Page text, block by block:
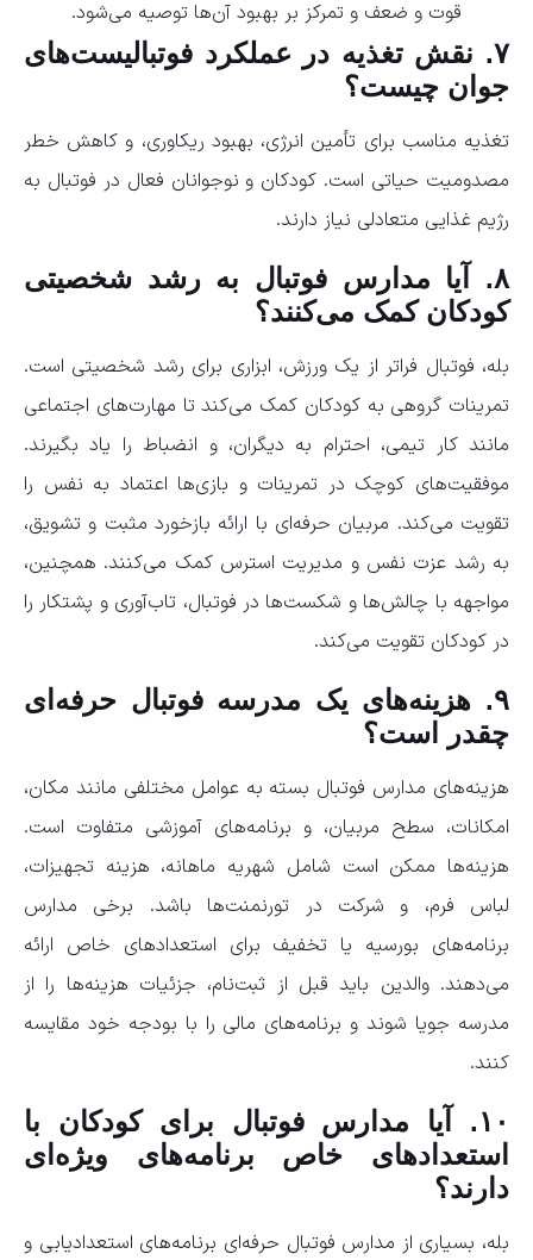
قوت و ضعف و تمرکز بر بهبود آن‌ها توصیه می‌شود.
۷. نقش تغذیه در عملکرد فوتبالیست‌های
جوان چیست؟
تغذیه مناسب برای تأمین انرژی، بهبود ریکاوری، و کاهش خطر
مصدومیت حیاتی است. کودکان و نوجوانان فعال در فوتبال به
رژیم غذایی متعادلی نیاز دارند.
۸. آیا مدارس فوتبال به رشد شخصیتی
کودکان کمک می‌کنند؟
بله، فوتبال فراتر از یک ورزش، ابزاری برای رشد شخصیتی است.
تمرینات گروهی به کودکان کمک می‌کند تا مهارت‌های اجتماعی
مانند کار تیمی، احترام به دیگران، و انضباط را یاد بگیرند.
موفقیت‌های کوچک در تمرینات و بازی‌ها اعتماد به نفس را
تقویت می‌کند. مربیان حرفه‌ای با ارائه بازخورد مثبت و تشویق،
به رشد عزت نفس و مدیریت استرس کمک می‌کنند. همچنین،
مواجهه با چالش‌ها و شکست‌ها در فوتبال، تاب‌آوری و پشتکار را
در کودکان تقویت می‌کند.
۹. هزینه‌های یک مدرسه فوتبال حرفه‌ای
چقدر است؟
هزینه‌های مدارس فوتبال بسته به عوامل مختلفی مانند مکان،
امکانات، سطح مربیان، و برنامه‌های آموزشی متفاوت است.
هزینه‌ها ممکن است شامل شهریه ماهانه، هزینه تجهیزات،
لباس فرم، و شرکت در تورنمنت‌ها باشد. برخی مدارس
برنامه‌های بورسیه یا تخفیف برای استعدادهای خاص ارائه
می‌دهند. والدین باید قبل از ثبت‌نام، جزئیات هزینه‌ها را از
مدرسه جویا شوند و برنامه‌های مالی را با بودجه خود مقایسه
کنند.
۱۰. آیا مدارس فوتبال برای کودکان با
استعدادهای خاص برنامه‌های ویژه‌ای
دارند؟
بله، بسیاری از مدارس فوتبال حرفه‌ای برنامه‌های استعدادیابی و